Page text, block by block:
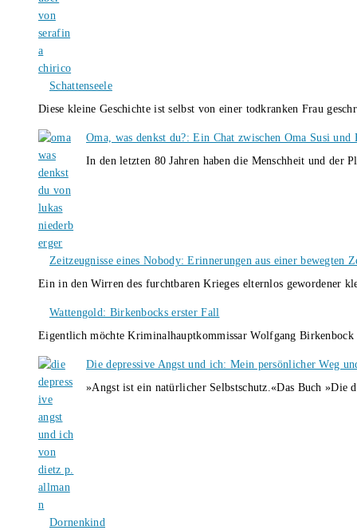
Schattenseele
Diese kleine Geschichte ist selbst von einer todkranken Frau
Oma, was denkst du?: Ein Chat zwischen Oma Susi
In den letzten 80 Jahren haben die Menschheit und
Zeitzeugnisse eines Nobody: Erinnerungen aus einer bewegten
Ein in den Wirren des furchtbaren Krieges elternlos gewordener
Wattengold: Birkenbocks erster Fall
Eigentlich möchte Kriminalhauptkommissar Wolfgang
Die depressive Angst und ich: Mein persönlicher Weg
»Angst ist ein natürlicher Selbstschutz.«Das Buch
Dornenkind